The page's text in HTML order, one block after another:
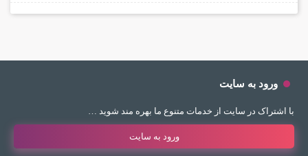
ورود به سایت
با اشتراک در سایت از خدمات متنوع ما بهره مند شوید …
ورود به سایت